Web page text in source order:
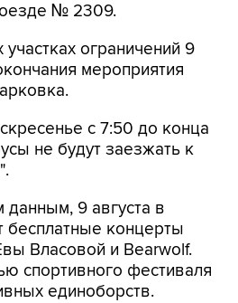
№ 2309.
ограничений 9
мероприятия
с 7:50 до конца
не будут заезжать к
9 августа в
бесплатные концерты
Власовой и Bearwolf.
спортивного фестиваля
единоборств.